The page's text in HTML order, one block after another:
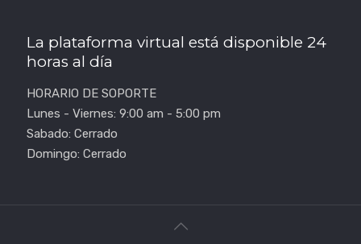
La plataforma virtual está disponible 24
horas al día
HORARIO DE SOPORTE
Lunes - Viernes: 9:00 am - 5:00 pm
Sabado: Cerrado
Domingo: Cerrado